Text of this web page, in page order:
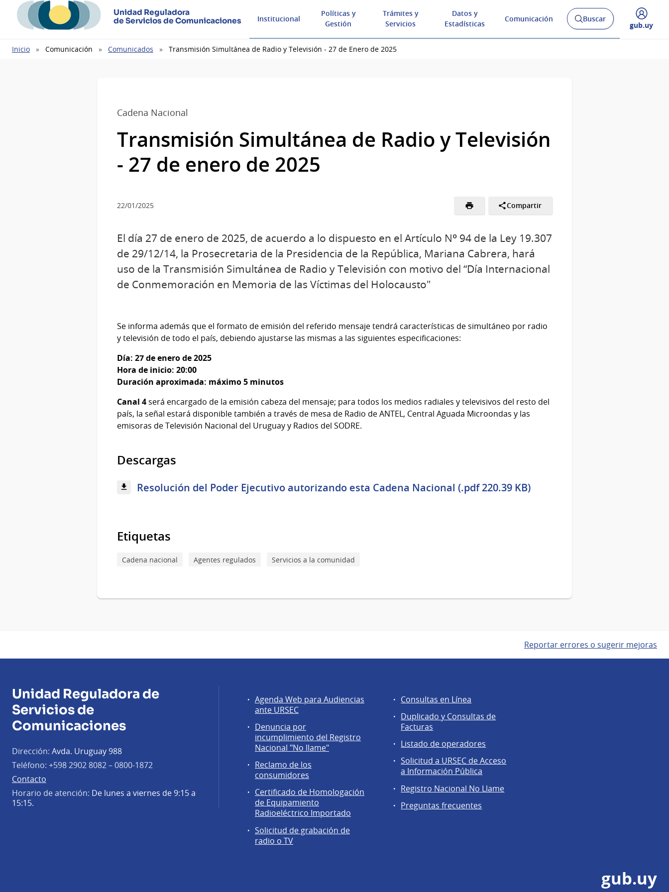
Unidad Reguladora
de Servicios de Comunicaciones
Institucional
Políticas y
Gestión
Trámites y
Servicios
Datos y
Estadísticas
Comunicación
AbrirBuscar
Desplegar
gub.uy
Ruta
Inicio Comunicación Comunicados Transmisión Simultánea de Radio y Televisión - 27 de Enero de 2025
Cadena Nacional
Transmisión Simultánea de Radio y Televisión
- 27 de enero de 2025
22/01/2025 Compartir
El día 27 de enero de 2025, de acuerdo a lo dispuesto en el Artículo Nº 94 de la Ley 19.307
de 29/12/14, la Prosecretaria de la Presidencia de la República, Mariana Cabrera, hará
uso de la Transmisión Simultánea de Radio y Televisión con motivo del “Día Internacional
de Conmemoración en Memoria de las Víctimas del Holocausto"
Se informa además que el formato de emisión del referido mensaje tendrá características de simultáneo por radio
y televisión de todo el país, debiendo ajustarse las mismas a las siguientes especificaciones:
Día: 27 de enero de 2025
Hora de inicio: 20:00
Duración aproximada: máximo 5 minutos
Canal 4será encargado de la emisión cabeza del mensaje; para todos los medios radiales y televisivos del resto del
país, la señal estará disponible también a través de mesa de Radio de ANTEL, Central Aguada Microondas y las
emisoras de Televisión Nacional del Uruguay y Radios del SODRE.
Descargas
Resolución del Poder Ejecutivo autorizando esta Cadena Nacional (.pdf 220.39 KB)
Etiquetas
Cadena nacional Agentes regulados Servicios a la comunidad
Reportar errores o sugerir mejoras
Unidad Reguladora de
Servicios de
Comunicaciones
Dirección: Avda. Uruguay 988
Teléfono: +598 2902 8082 – 0800-1872
Contacto
Horario de atención: De lunes a viernes de 9:15 a
15:15.
Servicios
comunidad
Agenda Web para Audiencias
ante URSEC
Denuncia por
incumplimiento del Registro
Nacional "No llame"
Reclamo de los
consumidores
Certificado de Homologación
de Equipamiento
Radioeléctrico Importado
Solicitud de grabación de
radio o TV
Agentes
regulados
Consultas en Línea
Duplicado y Consultas de
Facturas
Listado de operadores
Solicitud a URSEC de Acceso
a Información Pública
Registro Nacional No Llame
Preguntas frecuentes
gub.uy